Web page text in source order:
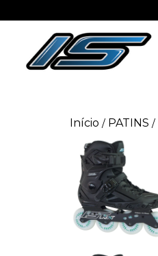
Início / PATINS /